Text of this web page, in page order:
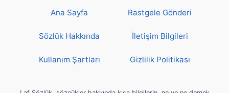
Çankırı
Çorum
deyim
22/03/09
Ana Sayfa Rastgele Gönderi
Sözlük Hakkında İletişim Bilgileri
Kullanım Şartları Gizlilik Politikası